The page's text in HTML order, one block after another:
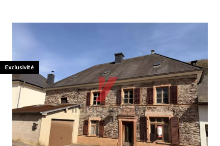
Exclusivité